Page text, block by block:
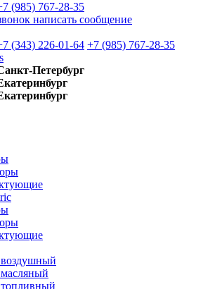
(985) 767-28-35
написать сообщение
(343) 226-01-64 +7 (985) 767-28-35
Петербург